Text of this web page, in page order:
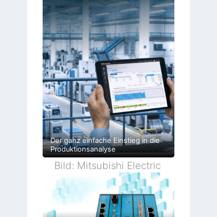
Der ganz einfache Einstieg in die
Produktionsanalyse
Bild: Mitsubishi Electric